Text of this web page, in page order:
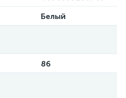
Белый
86